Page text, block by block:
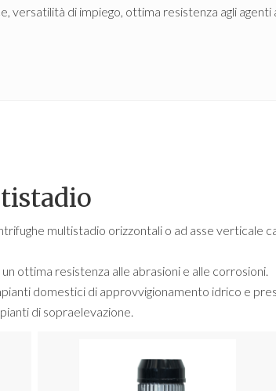
versatilità di impiego, ottima resistenza agli
multistadio orizzontali o ad asse verticale
ottima resistenza alle abrasioni e alle corrosioni.
domestici di approvvigionamento idrico e
di sopraelevazione.